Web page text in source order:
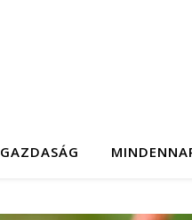
GAZDASÁG